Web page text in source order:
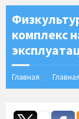
комплекс
Главная Главная